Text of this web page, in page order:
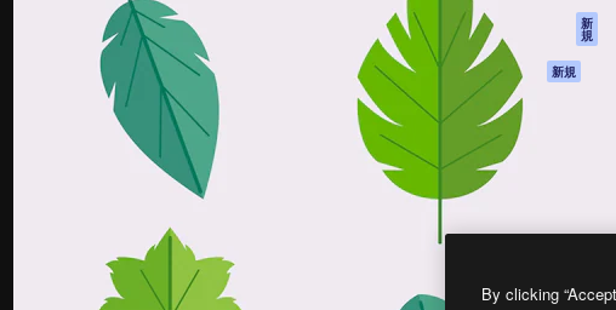
Claude/ChatGPT
向けMCP
新
規
エージェント 新規
API
モバイルアプリ
すべてのMagnificツ
ール
Copyright © 2010-2026
By clicking